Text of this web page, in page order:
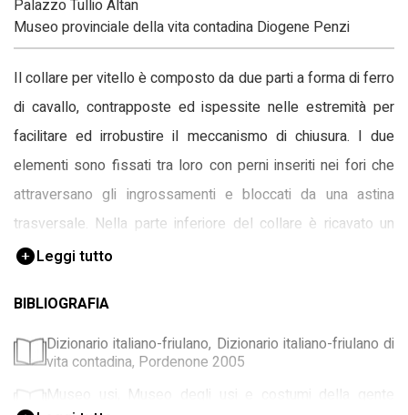
Palazzo Tullio Altan
Museo provinciale della vita contadina Diogene Penzi
Il collare per vitello è composto da due parti a forma di ferro
di cavallo, contrapposte ed ispessite nelle estremità per
facilitare ed irrobustire il meccanismo di chiusura. I due
elementi sono fissati tra loro con perni inseriti nei fori che
attraversano gli ingrossamenti e bloccati da una astina
trasversale. Nella parte inferiore del collare è ricavato un
foro per appendere il campanaccio, assente.
Leggi tutto
BIBLIOGRAFIA
Dizionario italiano-friulano, Dizionario italiano-friulano di
vita contadina, Pordenone 2005
Museo usi, Museo degli usi e costumi della gente